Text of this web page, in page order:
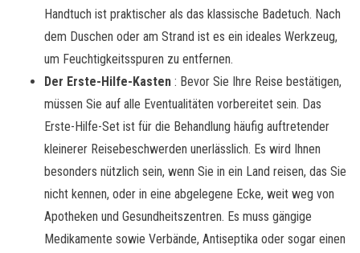
Handtuch ist praktischer als das klassische Badetuch. Nach
dem Duschen oder am Strand ist es ein ideales Werkzeug,
um Feuchtigkeitsspuren zu entfernen.
Der Erste-Hilfe-Kasten : Bevor Sie Ihre Reise bestätigen,
müssen Sie auf alle Eventualitäten vorbereitet sein. Das
Erste-Hilfe-Set ist für die Behandlung häufig auftretender
kleinerer Reisebeschwerden unerlässlich. Es wird Ihnen
besonders nützlich sein, wenn Sie in ein Land reisen, das Sie
nicht kennen, oder in eine abgelegene Ecke, weit weg von
Apotheken und Gesundheitszentren. Es muss gängige
Medikamente sowie Verbände, Antiseptika oder sogar einen